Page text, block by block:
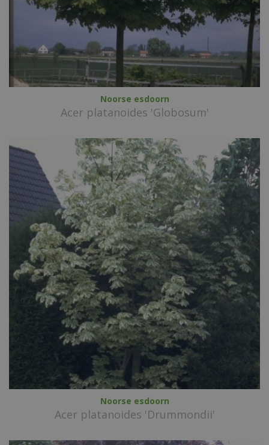
Noorse esdoorn
Acer platanoides 'Globosum'
Noorse esdoorn
Acer platanoides 'Drummondii'